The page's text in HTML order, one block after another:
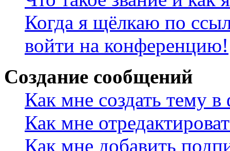
Когда я щёлкаю по
войти на конференцию!
Создание сообщений
Как мне создать тему
Как мне
Как мне добавить